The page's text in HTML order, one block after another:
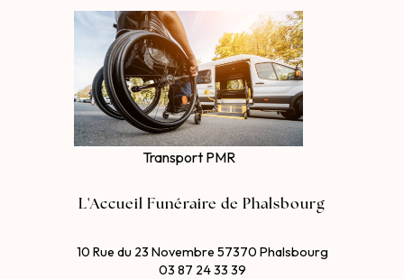
Transport PMR
L'Accueil Funéraire de Phalsbourg
10 Rue du 23 Novembre 57370 Phalsbourg
03 87 24 33 39